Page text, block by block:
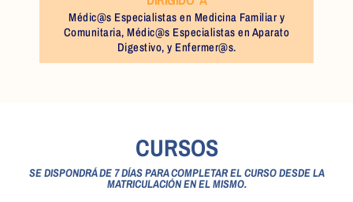
Médic@s Especialistas en Medicina Familiar y
Comunitaria, Médic@s Especialistas en Aparato
Digestivo, y Enfermer@s.
CURSOS
SE DISPONDRÁ DE 7 DÍAS PARA COMPLETAR EL CURSO DESDE LA
MATRICULACIÓN EN EL MISMO.